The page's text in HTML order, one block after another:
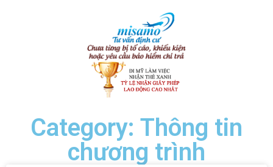
Category: Thông tin
chương trình